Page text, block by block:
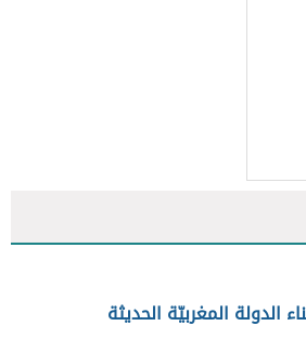
الدولة المغربيّة الحديثة